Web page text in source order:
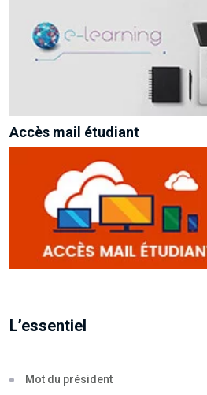
Accès mail étudiant
L’essentiel
Mot du président